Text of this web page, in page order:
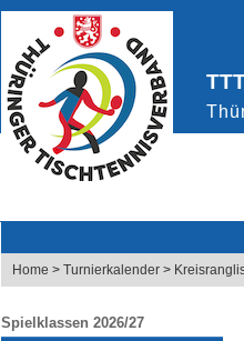
Home > Turnierkalender >
Spielklassen 2026/27